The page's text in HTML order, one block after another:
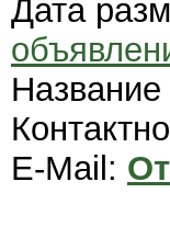
Дата
E-Mail: